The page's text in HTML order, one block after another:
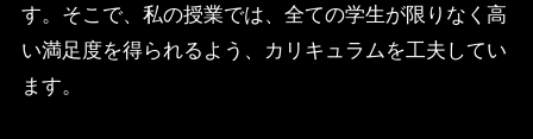
す。そこで、私の授業では、全ての学生が限りなく高
い満足度を得られるよう、カリキュラムを工夫してい
ます。